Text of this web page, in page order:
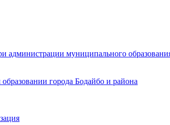
муниципального
города Бодайбо и района